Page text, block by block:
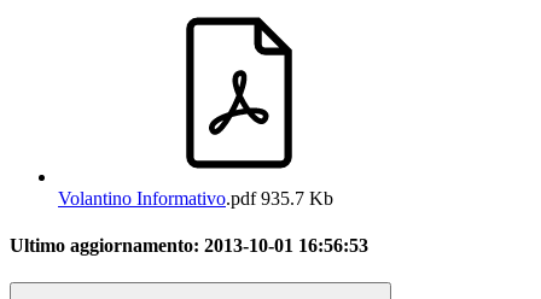
Volantino Informativo.pdf935.7 Kb
Ultimo aggiornamento: 2013-10-01 16:56:53